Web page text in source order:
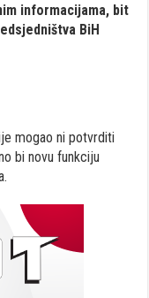
informacijama, bit
BiH
mogao ni potvrditi
bi novu funkciju